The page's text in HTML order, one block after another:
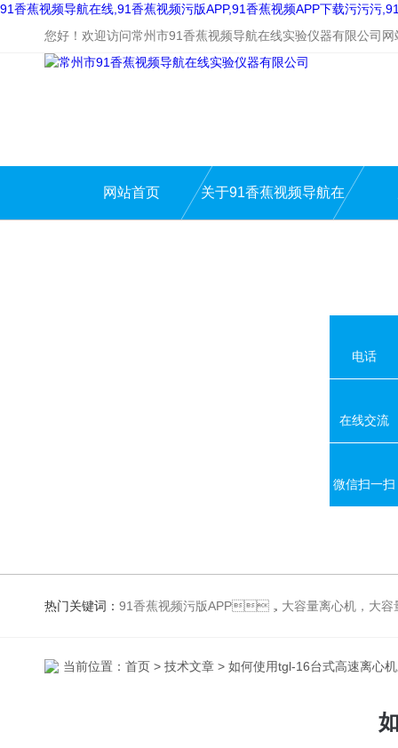
91香蕉视频导航在线,91香蕉视频污版APP,91香蕉视频APP下载污污污
您好！欢迎访问常州市91香蕉视频导航在线实验仪器有限公司网站
网站首页 关于91香蕉视频导航在
热门关键词： 91香蕉视频污版APP，大容量离心机，大容量振荡器，高速冷冻离心机，生化、光照、振荡培养箱，磁力搅拌器
当前位置： 首页 > 技术文章 > 如何使用tgl-16台式高速离心
电话
在线交流
微信扫一扫